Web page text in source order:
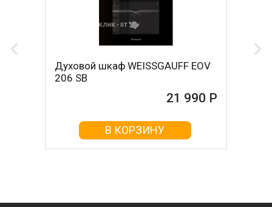
Духовой шкаф WEISSGAUFF EOV
206 SB
21 990 Р
В КОРЗИНУ